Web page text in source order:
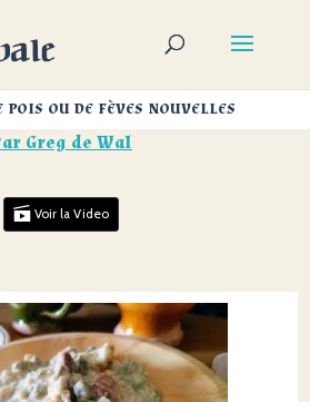
pois ou de fèves nouvelles
Greg de Wal
Voir la Video